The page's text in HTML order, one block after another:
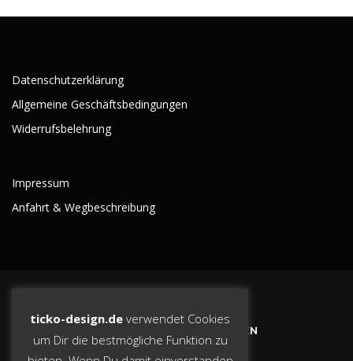
Datenschutzerklärung
Allgemeine Geschäftsbedingungen
Widerrufsbelehrung
Impressum
Anfahrt & Wegbeschreibung
BLEIBE AUF DEM LAUFENDEN
ticko-design.de verwendet Cookies
um Dir die bestmögliche Funktion zu